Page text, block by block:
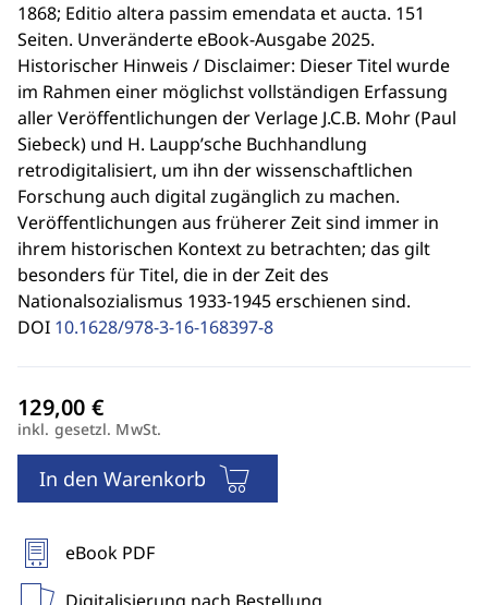
1868; Editio altera passim emendata et aucta. 151
Seiten. Unveränderte eBook-Ausgabe 2025.
Historischer Hinweis / Disclaimer: Dieser Titel wurde
im Rahmen einer möglichst vollständigen Erfassung
aller Veröffentlichungen der Verlage J.C.B. Mohr (Paul
Siebeck) und H. Laupp’sche Buchhandlung
retrodigitalisiert, um ihn der wissenschaftlichen
Forschung auch digital zugänglich zu machen.
Veröffentlichungen aus früherer Zeit sind immer in
ihrem historischen Kontext zu betrachten; das gilt
besonders für Titel, die in der Zeit des
Nationalsozialismus 1933-1945 erschienen sind.
DOI 10.1628/978-3-16-168397-8
inkl. gesetzl. MwSt.
In den Warenkorb
eBook PDF